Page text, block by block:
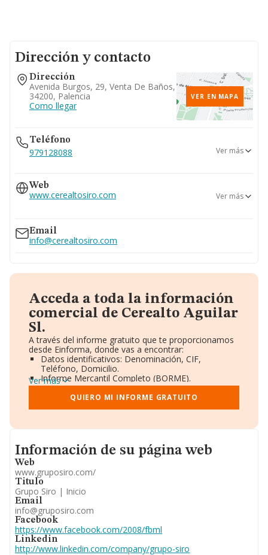
Dirección y contacto
Dirección
Avenida Burgos, 29, Venta De Baños,
34200, Palencia
Como llegar
VER EN MAPA
Teléfono
979128088
979168200
Ver más
Web
www.cerealtosiro.com Ver más
Email
info@cerealtosiro.com
Acceda a toda la información
comercial de Cerealto Aguilar
Sl.
A través del informe gratuito que te proporcionamos
desde Einforma, donde vas a encontrar:
Datos identificativos: Denominación, CIF,
Teléfono, Domicilio.
Informe Mercantil Completo (BORME).
Gráficos de Evolución Ventas y Empleados.
Consejo de Administración y Administradores.
Directivos y Ejecutivos.
Información oficial y registral complementaria.
Ver más
QUIERO MI INFORME GRATUITO
Informacion de su página web
Información de su página web
Web
www.gruposiro.com/
Titulo
Grupo Siro | Inicio
Email
info@gruposiro.com
Facebook
https://www.facebook.com/2008/fbml
Linkedin
http://www.linkedin.com/company/grupo-siro